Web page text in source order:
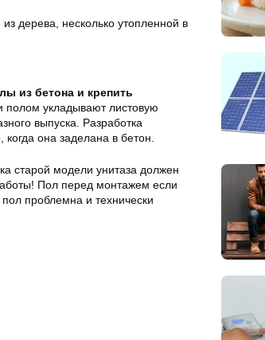
дерева, несколько утопленной в
из бетона и крепить
полом укладывают листовую
выпуска. Разработка
она заделана в бетон.
старой модели унитаза должен
Пол перед монтажем если
проблемна и технически